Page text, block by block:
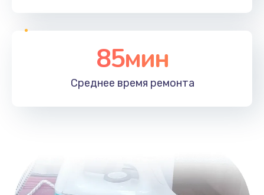
85мин
Среднее время ремонта